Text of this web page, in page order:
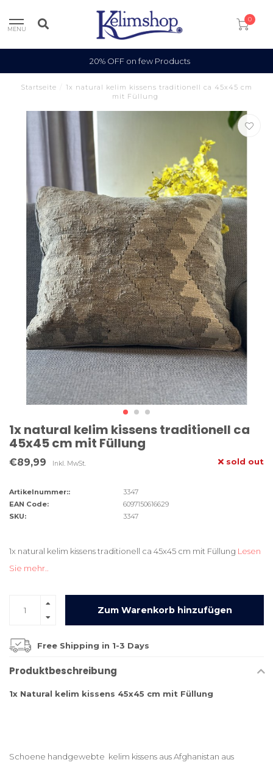
MENU
0
20% OFF on few Products
Startseite
1x natural kelim kissens traditionell ca 45x45 cm
mit Füllung
1x natural kelim kissens traditionell ca
45x45 cm mit Füllung
€89,99 Inkl. MwSt. sold out
Artikelnummer::
3347
EAN Code:
6097150616629
SKU:
3347
1x natural kelim kissens traditionell ca 45x45 cm mit Füllung Lesen
Sie mehr..
Zum Warenkorb hinzufügen
Free Shipping in 1-3 Days
Produktbeschreibung
1x Natural kelim kissens 45x45 cm mit Füllung
Schoene handgewebte kelim kissens aus Afghanistan aus